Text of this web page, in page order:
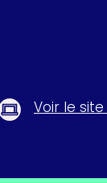
Voir le